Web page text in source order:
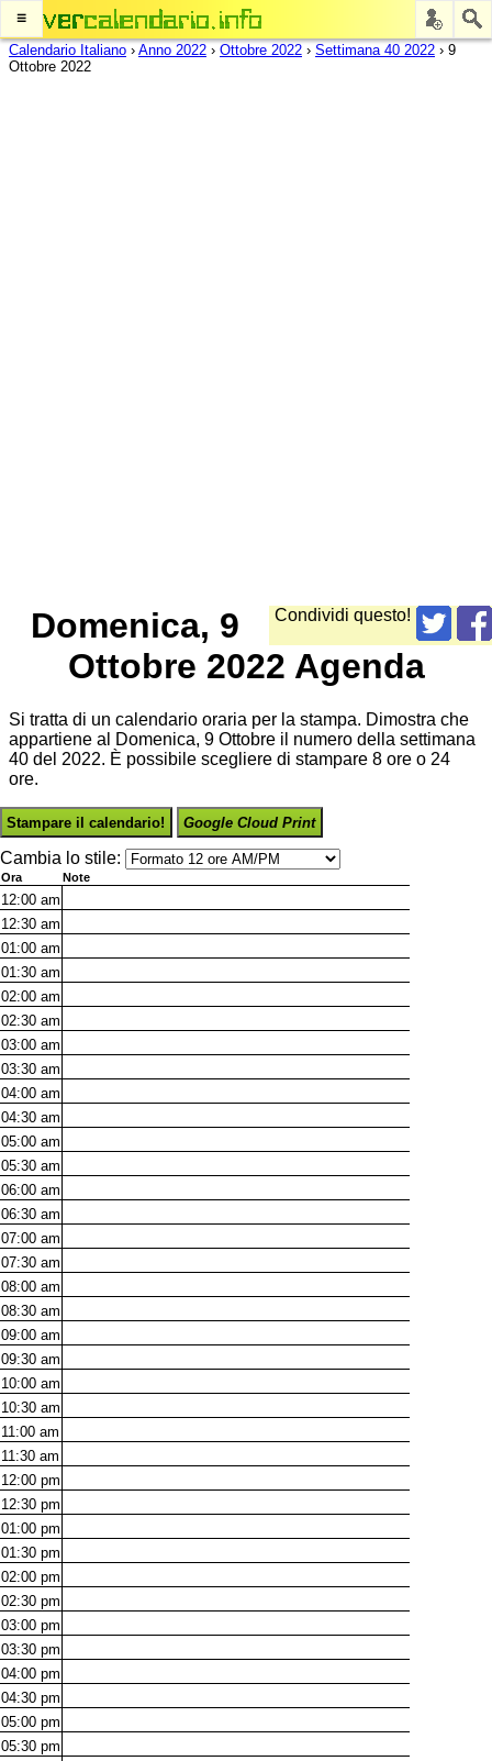
≡
Calendario Italiano › Anno 2022 › Ottobre 2022 › Settimana 40 2022 › 9
Ottobre 2022
Condividi questo!
Domenica, 9
Ottobre 2022 Agenda
Si tratta di un calendario oraria per la stampa. Dimostra che
appartiene al Domenica, 9 Ottobre il numero della settimana
40 del 2022. È possibile scegliere di stampare 8 ore o 24
ore.
Stampare il calendario! Google Cloud Print
Cambia lo stile:
Ora Note
12:00 am
12:30 am
01:00 am
01:30 am
02:00 am
02:30 am
03:00 am
03:30 am
04:00 am
04:30 am
05:00 am
05:30 am
06:00 am
06:30 am
07:00 am
07:30 am
08:00 am
08:30 am
09:00 am
09:30 am
10:00 am
10:30 am
11:00 am
11:30 am
12:00 pm
12:30 pm
01:00 pm
01:30 pm
02:00 pm
02:30 pm
03:00 pm
03:30 pm
04:00 pm
04:30 pm
05:00 pm
05:30 pm